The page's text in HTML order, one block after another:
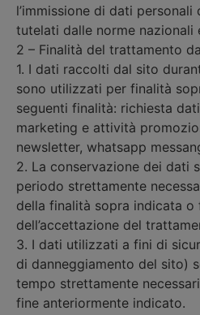
l’immissione di dati
tutelati dalle norme nazionali
2 – Finalità del trattamento
1. I dati raccolti dal sito
sono utilizzati per finalità
seguenti finalità: richiesta
marketing e attività
newsletter, whatsapp
2. La conservazione dei dati
periodo strettamente
della finalità sopra indicata o
dell’accettazione del
3. I dati utilizzati a fini di
di danneggiamento del sito)
tempo strettamente
fine anteriormente indicato.